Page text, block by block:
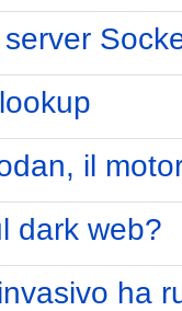
il
dark web?
ha